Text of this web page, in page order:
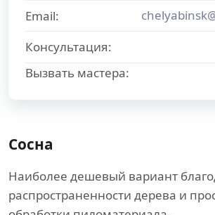
Email:
Консультация:
Вызвать мастера:
Сосна
Наиболее дешевый вариант
распространенности дерева и